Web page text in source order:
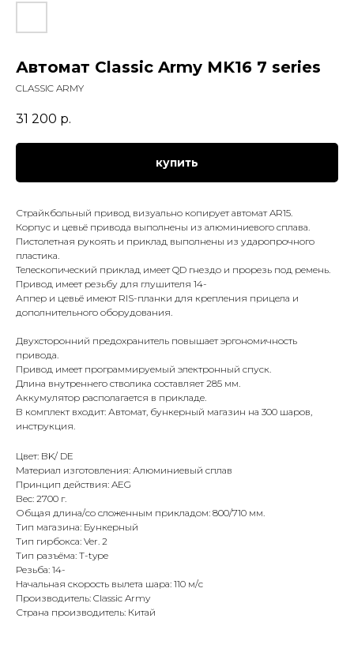
Автомат Classic Army MK16 7 series
CLASSIC ARMY
31 200 р.
купить
Страйкбольный привод визуально копирует автомат AR15.
Корпус и цевьё привода выполнены из алюминиевого сплава.
Пистолетная рукоять и приклад выполнены из ударопрочного
пластика.
Телескопический приклад имеет QD гнездо и прорезь под ремень.
Привод имеет резьбу для глушителя 14-
Аппер и цевьё имеют RIS-планки для крепления прицела и
дополнительного оборудования.
Двухсторонний предохранитель повышает эргономичность
привода.
Привод имеет программируемый электронный спуск.
Длина внутреннего стволика составляет 285 мм.
Аккумулятор располагается в прикладе.
В комплект входит: Автомат, бункерный магазин на 300 шаров,
инструкция.
Цвет: BK/ DE
Материал изготовления: Алюминиевый сплав
Принцип действия: AEG
Вес: 2700 г.
Общая длина/со сложенным прикладом: 800/710 мм.
Тип магазина: Бункерный
Тип гирбокса: Ver. 2
Тип разъёма: T-type
Резьба: 14-
Начальная скорость вылета шара: 110 м/с
Производитель: Classic Army
Страна производитель: Китай